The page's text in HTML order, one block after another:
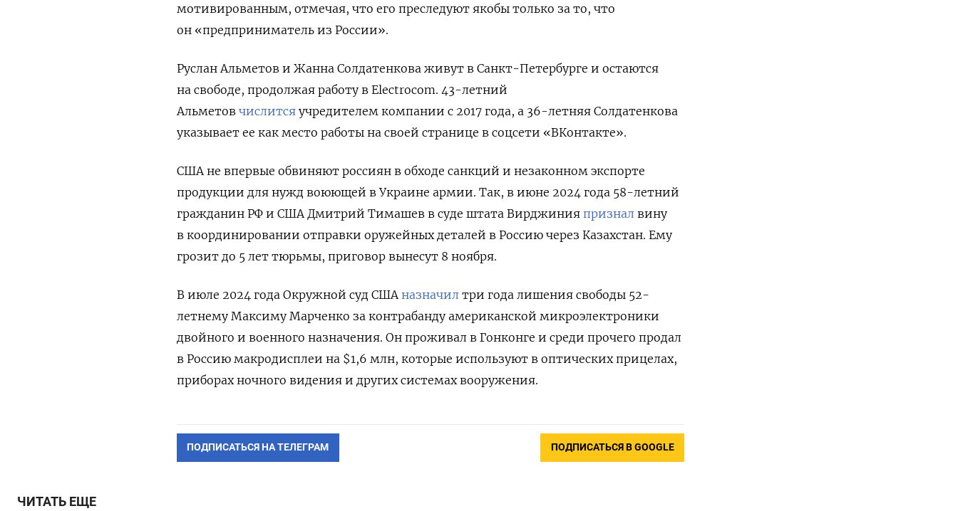
мотивированным, отмечая, что его преследуют якобы только за то, что
он «предприниматель из России».
Руслан Альметов и Жанна Солдатенкова живут в Санкт-Петербурге и остаются
на свободе, продолжая работу в Electrocom. 43-летний
Альметов числится учредителем компании с 2017 года, а 36-летняя Солдатенкова
указывает ее как место работы на своей странице в соцсети «ВКонтакте».
США не впервые обвиняют россиян в обходе санкций и незаконном экспорте
продукции для нужд воюющей в Украине армии. Так, в июне 2024 года 58-летний
гражданин РФ и США Дмитрий Тимашев в суде штата Вирджиния признал вину
в координировании отправки оружейных деталей в Россию через Казахстан. Ему
грозит до 5 лет тюрьмы, приговор вынесут 8 ноября.
В июле 2024 года Окружной суд США назначил три года лишения свободы 52-
летнему Максиму Марченко за контрабанду американской микроэлектроники
двойного и военного назначения. Он проживал в Гонконге и среди прочего продал
в Россию макродисплеи на $1,6 млн, которые используют в оптических прицелах,
приборах ночного видения и других системах вооружения.
ПОДПИСАТЬСЯ НА ТЕЛЕГРАМ ПОДПИСАТЬСЯ В GOOGLE
ЧИТАТЬ ЕЩЕ